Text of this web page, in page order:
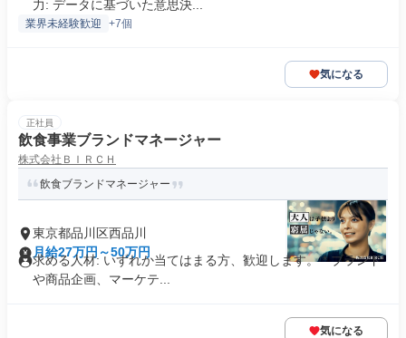
力: データに基づいた意思決...
業界未経験歓迎 +7個
気になる
正社員
飲食事業ブランドマネージャー
株式会社ＢＩＲＣＨ
飲食ブランドマネージャー
東京都品川区西品川
月給27万円～50万円
求める人材: いずれか当てはまる方、歓迎します。 * ブランド
や商品企画、マーケテ...
気になる